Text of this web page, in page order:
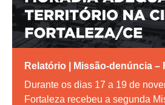
Relatório | Missão-denúncia –
Durante os dias 17 a 19 de
Fortaleza recebeu a segunda